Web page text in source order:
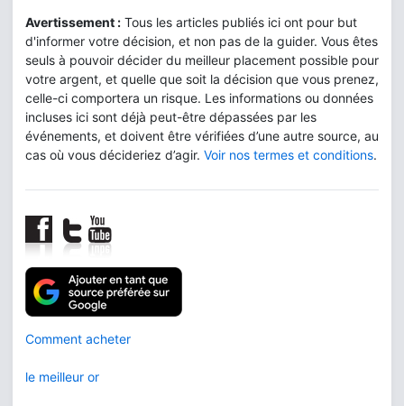
Avertissement : Tous les articles publiés ici ont pour but
d'informer votre décision, et non pas de la guider. Vous êtes
seuls à pouvoir décider du meilleur placement possible pour
votre argent, et quelle que soit la décision que vous prenez,
celle-ci comportera un risque. Les informations ou données
incluses ici sont déjà peut-être dépassées par les
événements, et doivent être vérifiées d’une autre source, au
cas où vous décideriez d’agir. Voir nos termes et conditions.
Comment acheter
le meilleur or